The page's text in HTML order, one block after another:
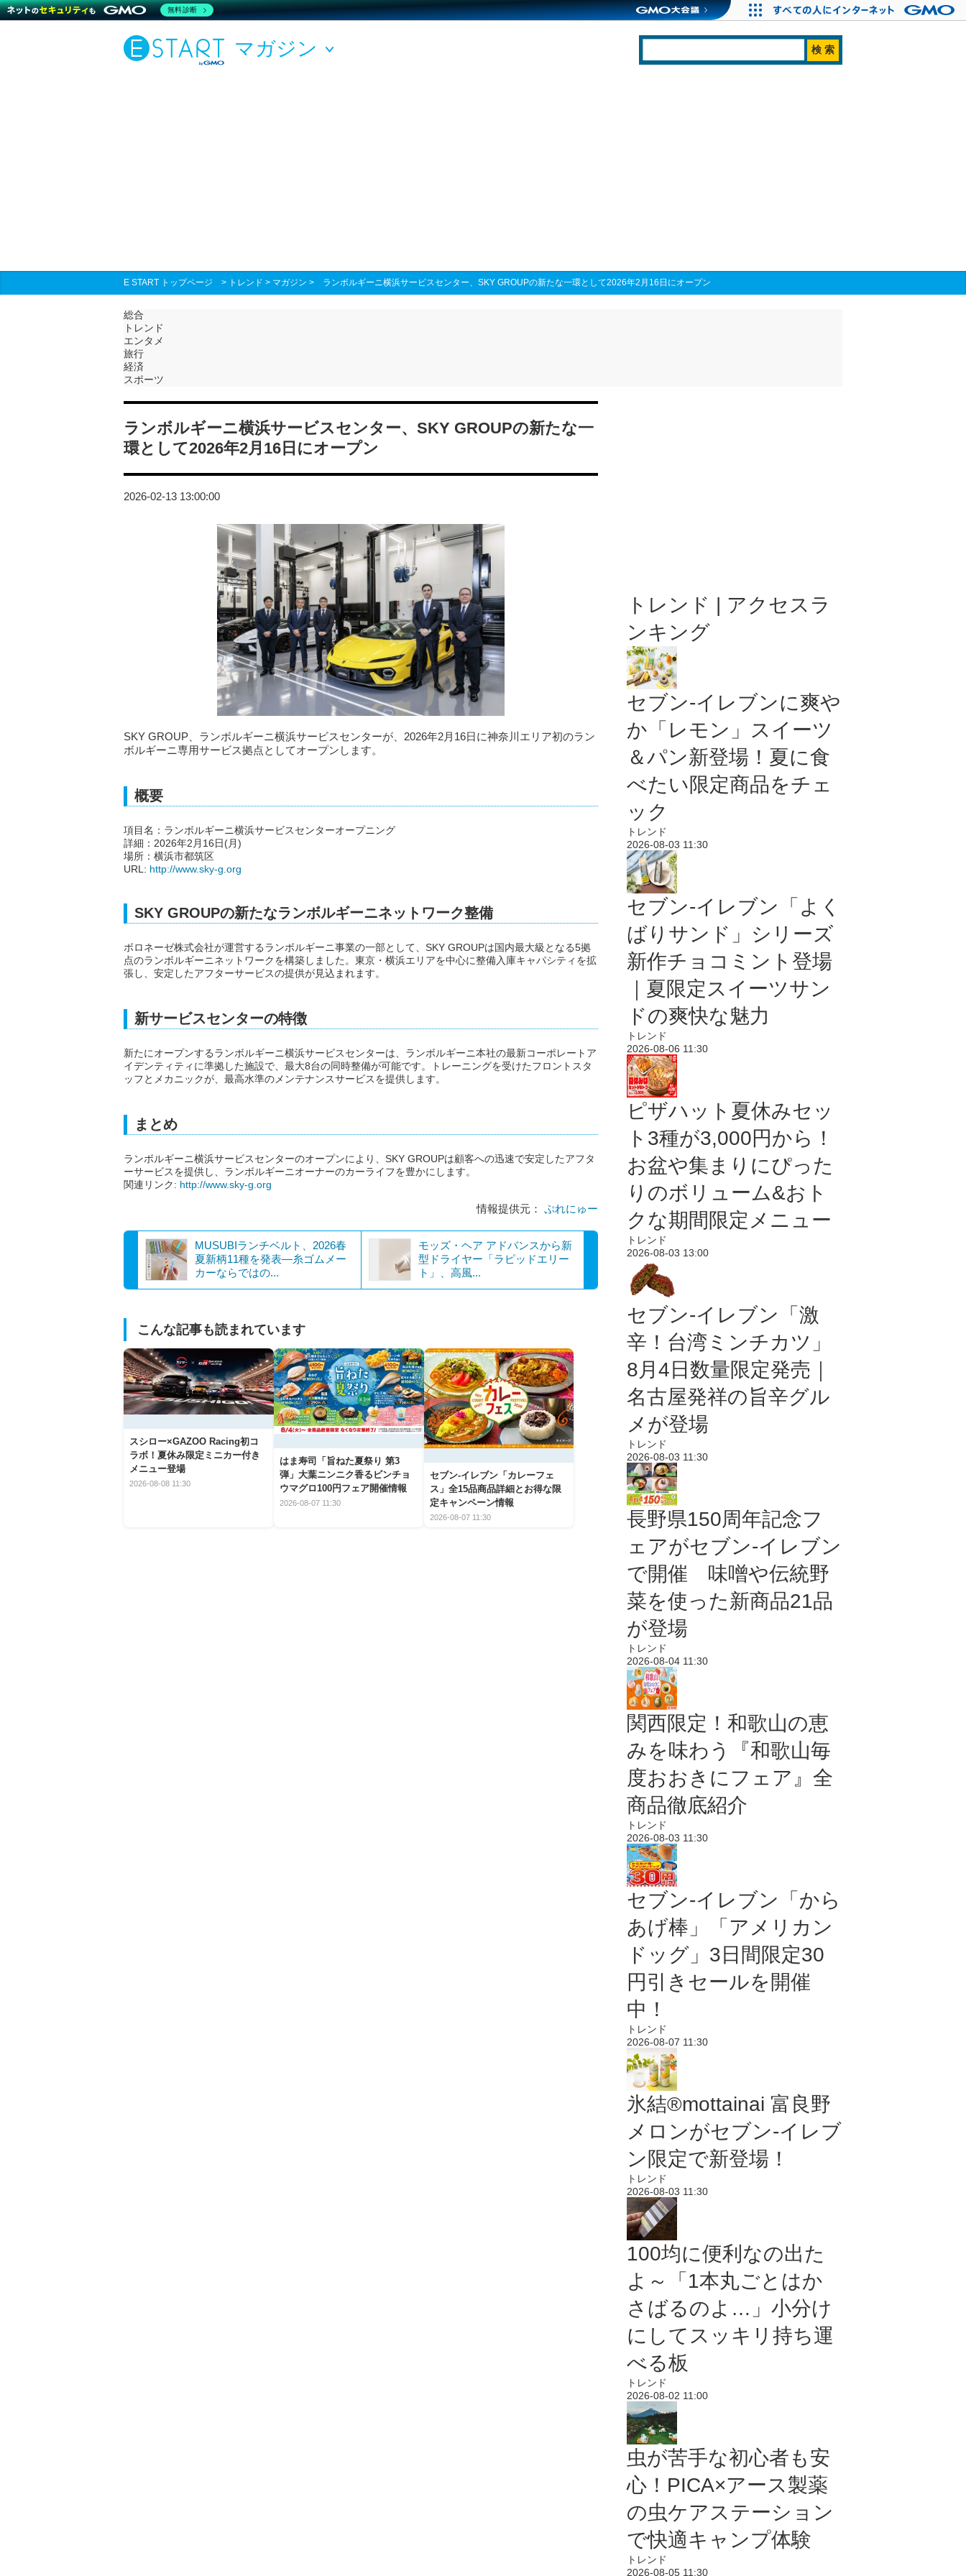
マガジン
E START トップページ > トレンド > マガジン > ランボルギーニ横浜サービスセンター、SKY GROUPの新たな一環として2026年2月16日にオープン
総合
トレンド
エンタメ
旅行
経済
スポーツ
ランボルギーニ横浜サービスセンター、SKY GROUPの新たな一
環として2026年2月16日にオープン
2026-02-13 13:00:00
SKY GROUP、ランボルギーニ横浜サービスセンターが、2026年2月16日に神奈川エリア初のラン
ボルギーニ専用サービス拠点としてオープンします。
概要
項目名：ランボルギーニ横浜サービスセンターオープニング
詳細：2026年2月16日(月)
場所：横浜市都筑区
URL: http://www.sky-g.org
SKY GROUPの新たなランボルギーニネットワーク整備
ボロネーゼ株式会社が運営するランボルギーニ事業の一部として、SKY GROUPは国内最大級となる5拠
点のランボルギーニネットワークを構築しました。東京・横浜エリアを中心に整備入庫キャパシティを拡
張し、安定したアフターサービスの提供が見込まれます。
新サービスセンターの特徴
新たにオープンするランボルギーニ横浜サービスセンターは、ランボルギーニ本社の最新コーポレートア
イデンティティに準拠した施設で、最大8台の同時整備が可能です。トレーニングを受けたフロントスタ
ッフとメカニックが、最高水準のメンテナンスサービスを提供します。
まとめ
ランボルギーニ横浜サービスセンターのオープンにより、SKY GROUPは顧客への迅速で安定したアフタ
ーサービスを提供し、ランボルギーニオーナーのカーライフを豊かにします。
関連リンク: http://www.sky-g.org
情報提供元： ぷれにゅー
MUSUBIランチベルト、2026春
夏新柄11種を発表―糸ゴムメー
カーならではの...
モッズ・ヘア アドバンスから新
型ドライヤー「ラピッドエリー
ト」、高風...
こんな記事も読まれています
スシロー×GAZOO Racing初コ
ラボ！夏休み限定ミニカー付き
メニュー登場
2026-08-08 11:30
はま寿司「旨ねた夏祭り 第3
弾」大葉ニンニク香るビンチョ
ウマグロ100円フェア開催情報
2026-08-07 11:30
セブン‐イレブン「カレーフェ
ス」全15品商品詳細とお得な限
定キャンペーン情報
2026-08-07 11:30
トレンド | アクセスラ
ンキング
セブン‐イレブンに爽や
か「レモン」スイーツ
＆パン新登場！夏に食
べたい限定商品をチェ
ック
トレンド
2026-08-03 11:30
セブン‐イレブン「よく
ばりサンド」シリーズ
新作チョコミント登場
｜夏限定スイーツサン
ドの爽快な魅力
トレンド
2026-08-06 11:30
ピザハット夏休みセッ
ト3種が3,000円から！
お盆や集まりにぴった
りのボリューム&おト
クな期間限定メニュー
トレンド
2026-08-03 13:00
セブン-イレブン「激
辛！台湾ミンチカツ」
8月4日数量限定発売｜
名古屋発祥の旨辛グル
メが登場
トレンド
2026-08-03 11:30
長野県150周年記念フ
ェアがセブン-イレブン
で開催 味噌や伝統野
菜を使った新商品21品
が登場
トレンド
2026-08-04 11:30
関西限定！和歌山の恵
みを味わう『和歌山毎
度おおきにフェア』全
商品徹底紹介
トレンド
2026-08-03 11:30
セブン‐イレブン「から
あげ棒」「アメリカン
ドッグ」3日間限定30
円引きセールを開催
中！
トレンド
2026-08-07 11:30
氷結®mottainai 富良野
メロンがセブン‐イレブ
ン限定で新登場！
トレンド
2026-08-03 11:30
100均に便利なの出た
よ～「1本丸ごとはか
さばるのよ…」小分け
にしてスッキリ持ち運
べる板
トレンド
2026-08-02 11:00
虫が苦手な初心者も安
心！PICA×アース製薬
の虫ケアステーション
で快適キャンプ体験
トレンド
2026-08-05 11:30
無料診断